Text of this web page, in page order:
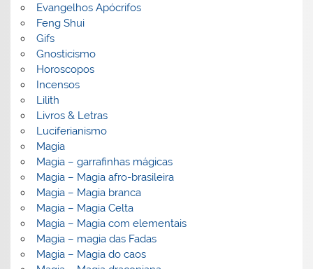
Evangelhos Apócrifos
Feng Shui
Gifs
Gnosticismo
Horoscopos
Incensos
Lilith
Livros & Letras
Luciferianismo
Magia
Magia – garrafinhas mágicas
Magia – Magia afro-brasileira
Magia – Magia branca
Magia – Magia Celta
Magia – Magia com elementais
Magia – magia das Fadas
Magia – Magia do caos